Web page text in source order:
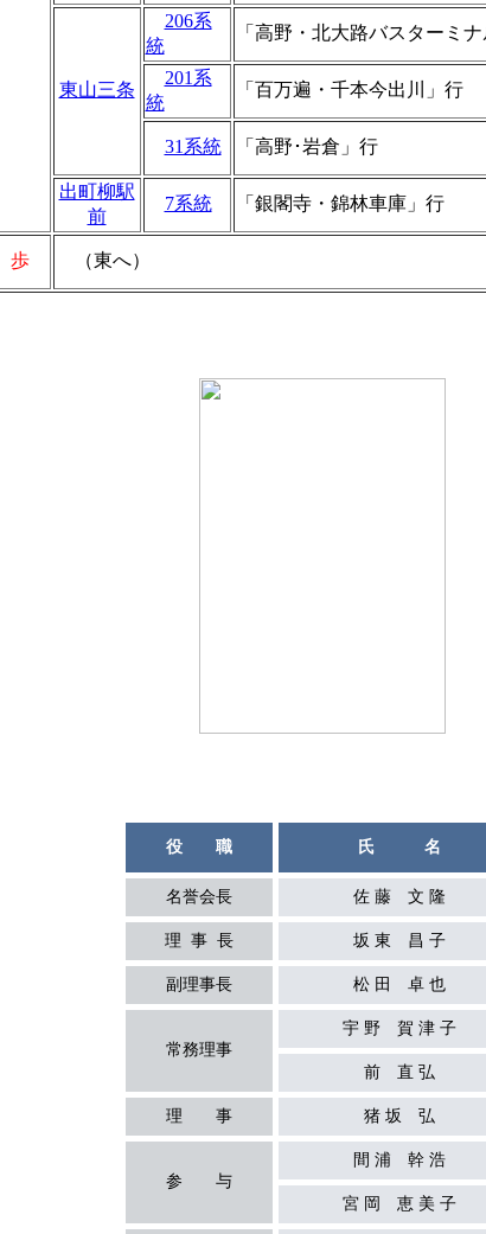
東山三条
206系
統
「高野・北大路バスターミ
201系
統
「百万遍・千本今出川」行
31系統 「高野･岩倉」行
出町柳駅
前
7系統 「銀閣寺・錦林車庫」行
歩 （東へ）
役 職 氏 名
名誉会長 佐 藤 文 隆
理 事 長 坂 東 昌 子
副理事長 松 田 卓 也
常務理事
宇 野 賀 津 子
前 直 弘
理 事 猪 坂 弘
参 与
間 浦 幹 浩
宮 岡 恵 美 子